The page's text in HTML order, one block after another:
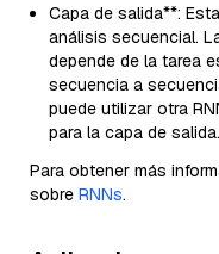
Capa de salida**:
análisis secuencial.
depende de la tarea
secuencia a
puede utilizar otra
para la capa de salida.
Para obtener más
sobre RNNs.